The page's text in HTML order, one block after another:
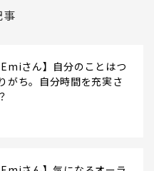
事
Emiさん】自分のことはつ
がち。自分時間を充実さ